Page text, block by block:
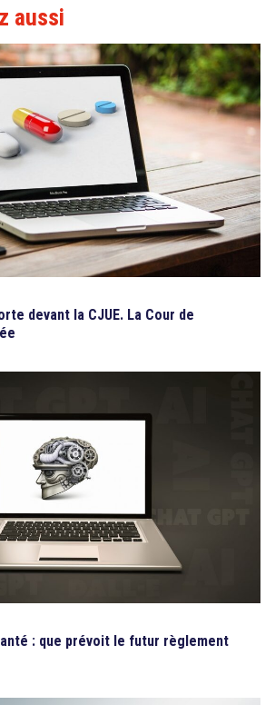
aussi
devant la CJUE. La Cour de
: que prévoit le futur règlement